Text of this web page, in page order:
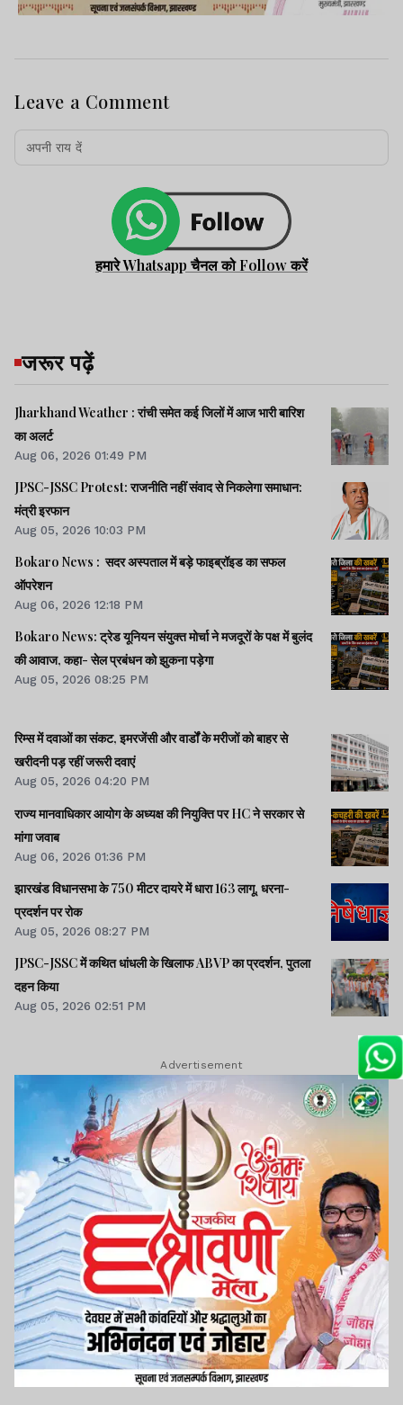
Leave a Comment
हमारे Whatsapp चैनल को Follow करें
जरूर पढ़ें
Jharkhand Weather : रांची समेत कई जिलों में आज भारी बारिश
का अलर्ट
Aug 06, 2026 01:49 PM
JPSC-JSSC Protest: राजनीति नहीं संवाद से निकलेगा समाधान:
मंत्री इरफान
Aug 05, 2026 10:03 PM
Bokaro News : सदर अस्पताल में बड़े फाइब्रॉइड का सफल
ऑपरेशन
Aug 06, 2026 12:18 PM
Bokaro News: ट्रेड यूनियन संयुक्त मोर्चा ने मजदूरों के पक्ष में बुलंद
की आवाज, कहा- सेल प्रबंधन को झुकना पड़ेगा
Aug 05, 2026 08:25 PM
रिम्स में दवाओं का संकट, इमरजेंसी और वार्डों के मरीजों को बाहर से
खरीदनी पड़ रहीं जरूरी दवाएं
Aug 05, 2026 04:20 PM
राज्य मानवाधिकार आयोग के अध्यक्ष की नियुक्ति पर HC ने सरकार से
मांगा जवाब
Aug 06, 2026 01:36 PM
झारखंड विधानसभा के 750 मीटर दायरे में धारा 163 लागू, धरना-
प्रदर्शन पर रोक
Aug 05, 2026 08:27 PM
JPSC-JSSC में कथित धांधली के खिलाफ ABVP का प्रदर्शन, पुतला
दहन किया
Aug 05, 2026 02:51 PM
Advertisement